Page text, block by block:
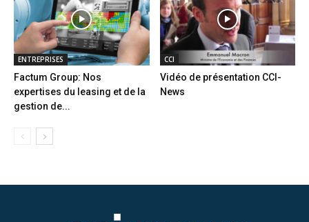
ENTREPRISES
Factum Group: Nos
expertises du leasing et de la
gestion de...
CCI
Vidéo de présentation CCI-
News